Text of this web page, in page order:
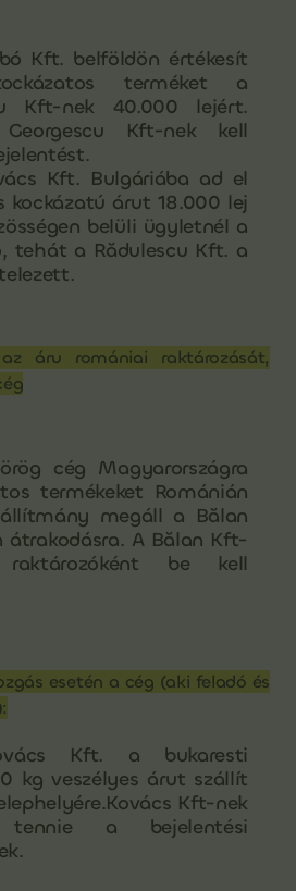
Kft. belföldön értékesít
terméket a
Kft-nek 40.000 lejért.
Kft-nek kell
Kft. Bulgáriába ad el
kockázatú árut 18.000 lej
belüli ügyletnél a
tehát a Rădulescu Kft. a
áru romániai raktározását,
cég Magyarországra
termékeket Románián
megáll a Bălan
átrakodásra. A Bălan Kft-
be kell
esetén a cég (aki feladó és
Kft. a bukaresti
kg veszélyes árut szállít
Kft-nek
a bejelentési